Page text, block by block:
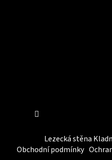
Lezecká stěna
Obchodní podmínky